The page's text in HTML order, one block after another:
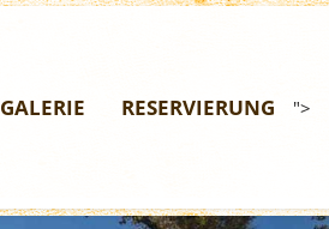
GALERIE RESERVIERUNG ">